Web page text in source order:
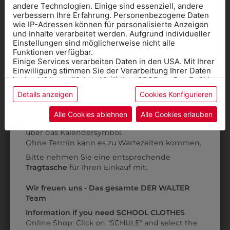
9KHW036825
SKORT NAVY
€ 67,90
9KRW0361
KINDERWICKELROCK
KARO BLACKWATCH
€ 69,90
andere Technologien. Einige sind essenziell, andere
verbessern Ihre Erfahrung. Personenbezogene Daten
wie IP-Adressen können für personalisierte Anzeigen
und Inhalte verarbeitet werden. Aufgrund individueller
Einstellungen sind möglicherweise nicht alle
Funktionen verfügbar.
Einige Services verarbeiten Daten in den USA. Mit Ihrer
Einwilligung stimmen Sie der Verarbeitung Ihrer Daten
in den USA gemäß Art. 49 (1) lit. a GDPR zu. Der EuGH
stuft die USA als Land mit unzureichendem Datenschutz
ein, und es besteht das Risiko, dass US-Behörden
Daten ohne Klagemöglichkeit für Europäer überwachen.
Datenschutzerklärungbzw. im
Details anzeigen Cookies Konfigurieren
Alle Cookies ablehnen Alle Cookies erlauben
Informationen wenn Sie
Kleidung
für die SCHULE
benötigen
Online Shop: Klick auf SCHULE in der
Kategorie und die richtige Schule auswählen.
AnprobeVorort im Geschäft: Termin buchen
über das Kalendersymbol.
Ohne Termin kann es zu Wartezeiten kommen.
Bitte nehmen Sie eine entsprechende
Tragtasche für Ihren Einkauf mit.
Wir freuen uns - Das gesamte DER WALTER
Team
Information if you need SCHOOL CLOTHES
Online Shop: Click on "SCHULE" and select the